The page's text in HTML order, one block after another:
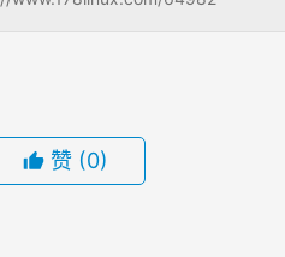
赞 (0)